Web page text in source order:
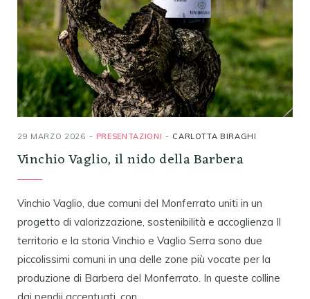
29 MARZO 2026 PRESENTAZIONI CARLOTTA BIRAGHI
Vinchio Vaglio, il nido della Barbera
Vinchio Vaglio, due comuni del Monferrato uniti in un
progetto di valorizzazione, sostenibilità e accoglienza Il
territorio e la storia Vinchio e Vaglio Serra sono due
piccolissimi comuni in una delle zone più vocate per la
produzione di Barbera del Monferrato. In queste colline
dai pendii accentuati, con…